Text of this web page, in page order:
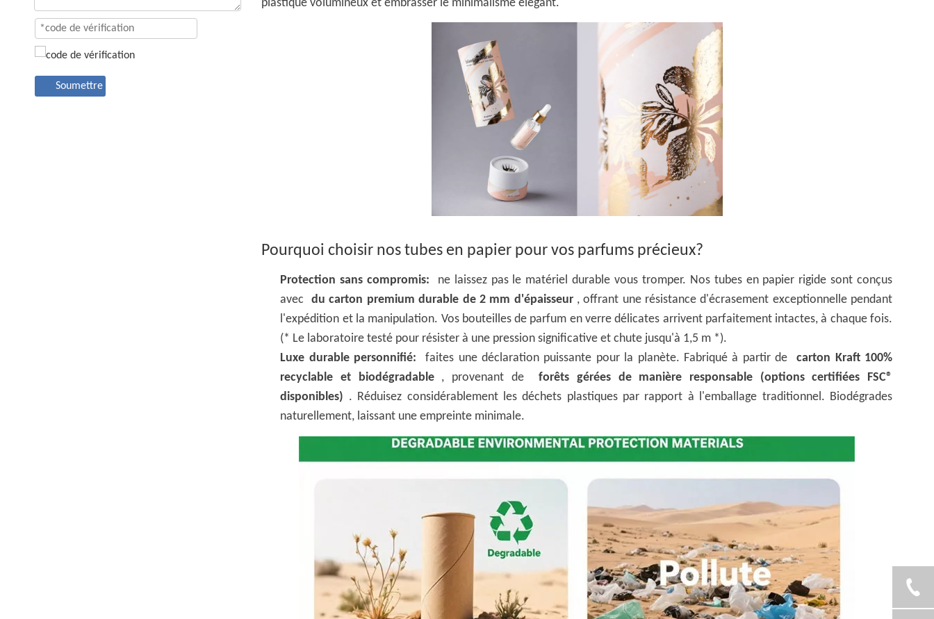
Soumettre
plastique volumineux et embrasser le minimalisme élégant.
Pourquoi choisir nos tubes en papier pour vos parfums précieux?
Protection sans compromis:
ne laissez pas le matériel durable vous tromper. Nos tubes en papier rigide sont conçus
avecdu carton premium durable de 2 mm d'épaisseur , offrant une résistance d'écrasement exceptionnelle pendant
l'expédition et la manipulation. Vos bouteilles de parfum en verre délicates arrivent parfaitement intactes, à chaque fois.
(* Le laboratoire testé pour résister à une pression significative et chute jusqu'à 1,5 m *).
Luxe durable personnifié:
faites une déclaration puissante pour la planète. Fabriqué à partir decarton Kraft 100%
recyclable et biodégradable , provenant deforêts gérées de manière responsable (options certifiées FSC®
disponibles) . Réduisez considérablement les déchets plastiques par rapport à l'emballage traditionnel. Biodégrades
naturellement, laissant une empreinte minimale.